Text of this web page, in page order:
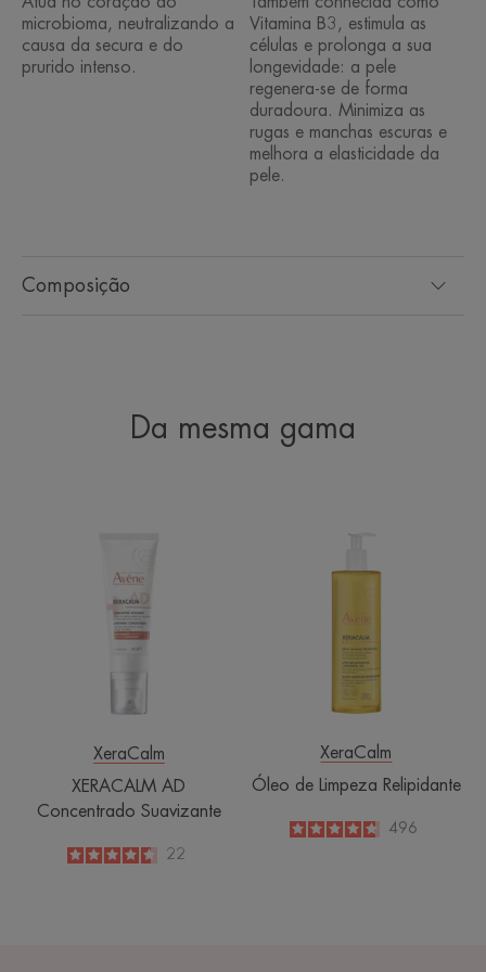
⁴Estudo em condições reais de utilização, 68 indivíduos, 1 a 2
aplicações/dia durante 21 dias
Composição
microbioma, neutralizando a
causa da secura e do
prurido intenso.
Vitamina B3, estimula as
células e prolonga a sua
longevidade: a pele
regenera-se de forma
duradoura. Minimiza as
rugas e manchas escuras e
melhora a elasticidade da
pele.
Da mesma gama
Concentrado
Suavizante
XeraCalm
XERACALM AD
Concentrado Suavizante
4.6
/
5
22
Limpeza
XeraCalm
Óleo de Limpeza Relipidante
4.8
/
5
496